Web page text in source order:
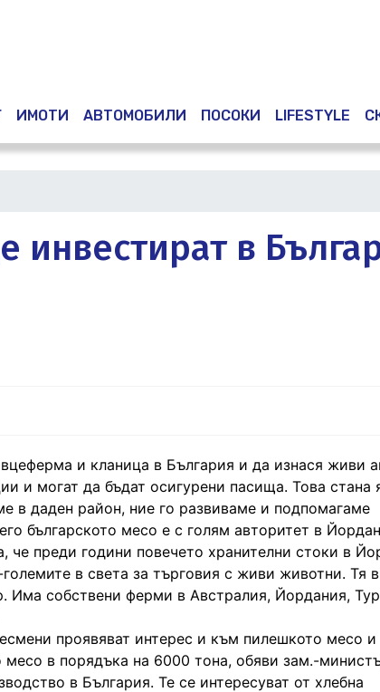
ИМОТИ АВТОМОБИЛИ ПОСОКИ LIFESTYLE
в
и кланица в България и да изнася живи
и могат да бъдат осигурени пасища. Това стана
в даден район, ние го развиваме и подпомагаме
българското месо е с голям авторитет в
че преди години повечето хранителни стоки в
в света за търговия с живи животни. Тя
Има собствени ферми в Австралия, Йордания,
проявяват интерес и към пилешкото месо и
в порядъка на 6000 тона, обяви зам.-
в България. Те се интересуват от хлебна